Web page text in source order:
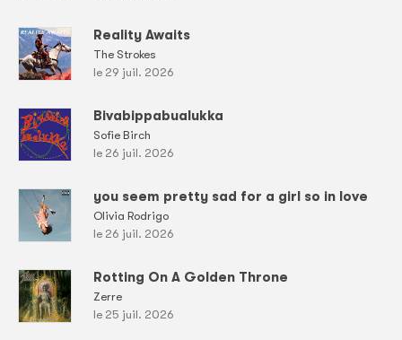
Reality Awaits
The Strokes
le 29 juil. 2026
Bivabippabualukka
Sofie Birch
le 26 juil. 2026
you seem pretty sad for a girl so in love
Olivia Rodrigo
le 26 juil. 2026
Rotting On A Golden Throne
Zerre
le 25 juil. 2026